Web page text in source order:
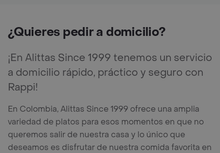
¿Quieres pedir a domicilio?
¡En Alittas Since 1999 tenemos un servicio
a domicilio rápido, práctico y seguro con
Rappi!
En Colombia, Alittas Since 1999 ofrece una amplia
variedad de platos para esos momentos en que no
queremos salir de nuestra casa y lo único que
deseamos es disfrutar de nuestra comida favorita en